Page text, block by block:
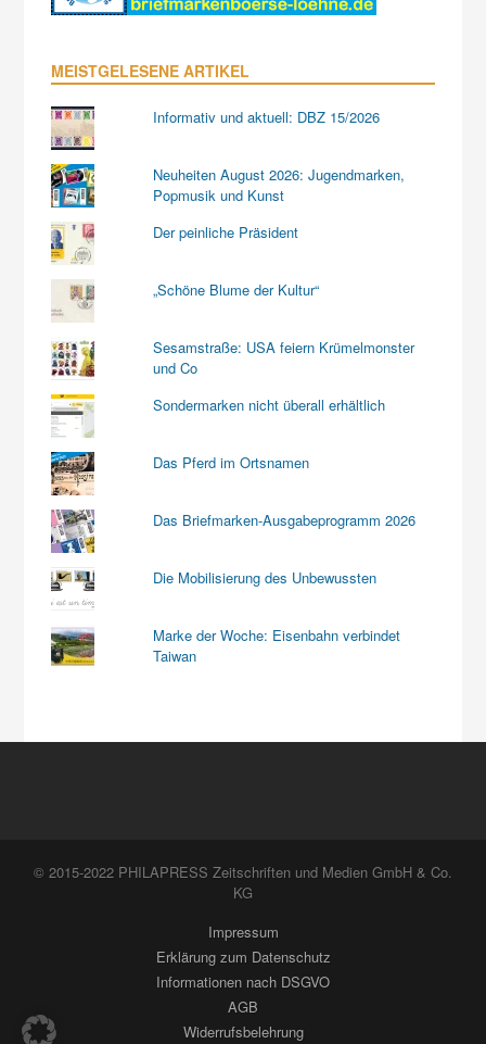
MEISTGELESENE ARTIKEL
Informativ und aktuell: DBZ 15/2026
Neuheiten August 2026: Jugendmarken,
Popmusik und Kunst
Der peinliche Präsident
„Schöne Blume der Kultur“
Sesamstraße: USA feiern Krümelmonster
und Co
Sondermarken nicht überall erhältlich
Das Pferd im Ortsnamen
Das Briefmarken-Ausgabeprogramm 2026
Die Mobilisierung des Unbewussten
Marke der Woche: Eisenbahn verbindet
Taiwan
© 2015-2022 PHILAPRESS Zeitschriften und Medien GmbH & Co.
KG
Impressum
Erklärung zum Datenschutz
Informationen nach DSGVO
AGB
Widerrufsbelehrung